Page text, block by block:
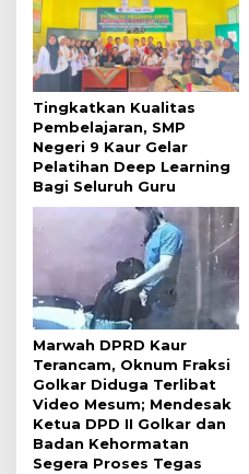
Tingkatkan Kualitas
Pembelajaran, SMP
Negeri 9 Kaur Gelar
Pelatihan Deep Learning
Bagi Seluruh Guru
Marwah DPRD Kaur
Terancam, Oknum Fraksi
Golkar Diduga Terlibat
Video Mesum; Mendesak
Ketua DPD II Golkar dan
Badan Kehormatan
Segera Proses Tegas